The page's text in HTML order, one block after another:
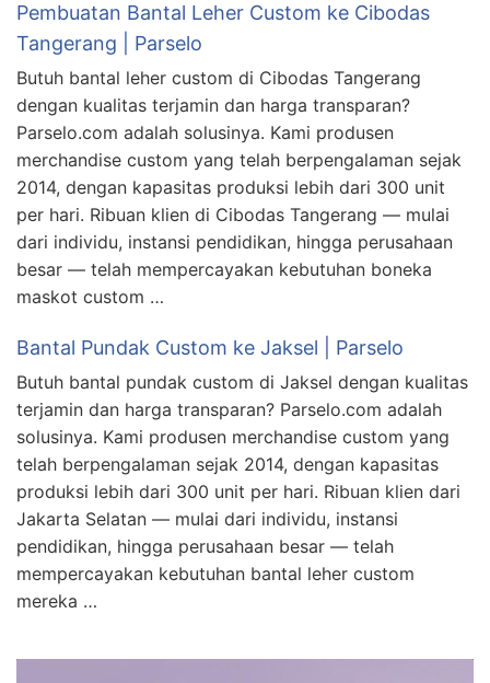
Pembuatan Bantal Leher Custom ke Cibodas
Tangerang | Parselo
Butuh bantal leher custom di Cibodas Tangerang
dengan kualitas terjamin dan harga transparan?
Parselo.com adalah solusinya. Kami produsen
merchandise custom yang telah berpengalaman sejak
2014, dengan kapasitas produksi lebih dari 300 unit
per hari. Ribuan klien di Cibodas Tangerang — mulai
dari individu, instansi pendidikan, hingga perusahaan
besar — telah mempercayakan kebutuhan boneka
maskot custom …
Bantal Pundak Custom ke Jaksel | Parselo
Butuh bantal pundak custom di Jaksel dengan kualitas
terjamin dan harga transparan? Parselo.com adalah
solusinya. Kami produsen merchandise custom yang
telah berpengalaman sejak 2014, dengan kapasitas
produksi lebih dari 300 unit per hari. Ribuan klien dari
Jakarta Selatan — mulai dari individu, instansi
pendidikan, hingga perusahaan besar — telah
mempercayakan kebutuhan bantal leher custom
mereka …